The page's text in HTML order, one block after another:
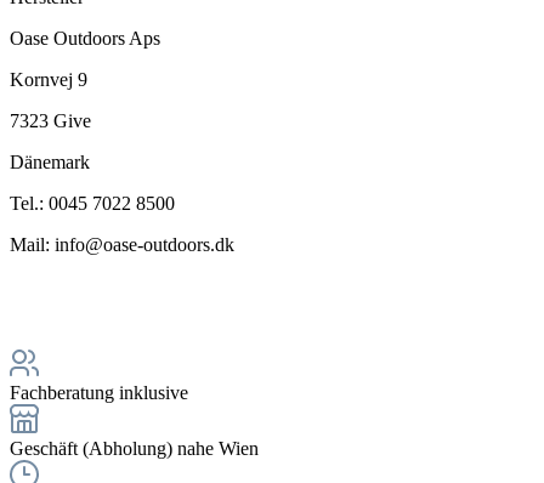
Oase Outdoors Aps
Kornvej 9
7323 Give
Dänemark
Tel.: 0045 7022 8500
Mail: info@oase-outdoors.dk
Fachberatung inklusive
Geschäft (Abholung) nahe Wien